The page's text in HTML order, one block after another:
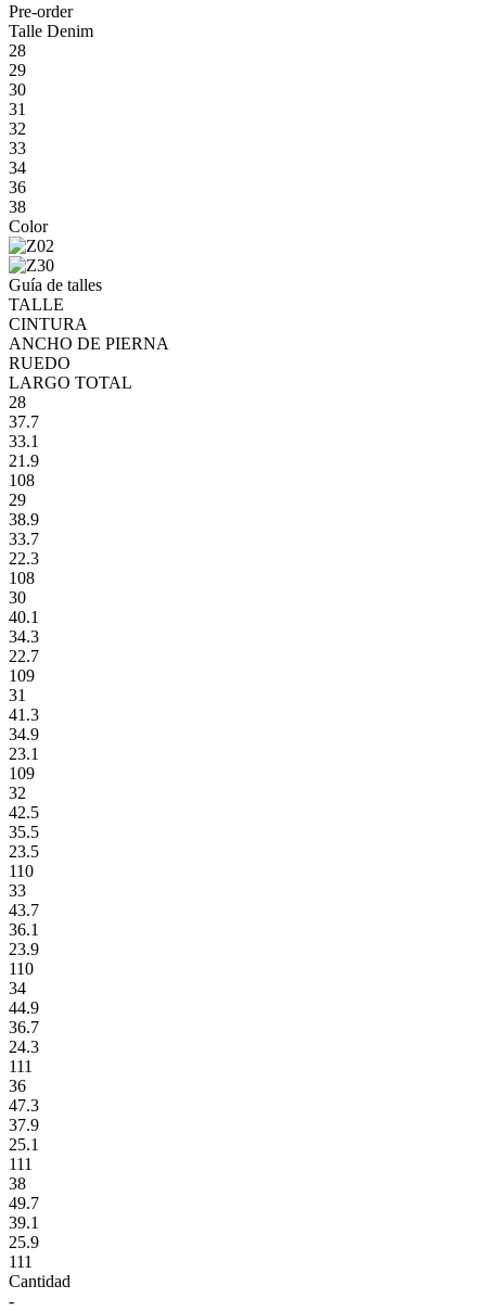
Pre-order
Talle Denim
28
29
30
31
32
33
34
36
38
Color
Guía de talles
TALLE
CINTURA
ANCHO DE PIERNA
RUEDO
LARGO TOTAL
28
37.7
33.1
21.9
108
29
38.9
33.7
22.3
108
30
40.1
34.3
22.7
109
31
41.3
34.9
23.1
109
32
42.5
35.5
23.5
110
33
43.7
36.1
23.9
110
34
44.9
36.7
24.3
111
36
47.3
37.9
25.1
111
38
49.7
39.1
25.9
111
Cantidad
-